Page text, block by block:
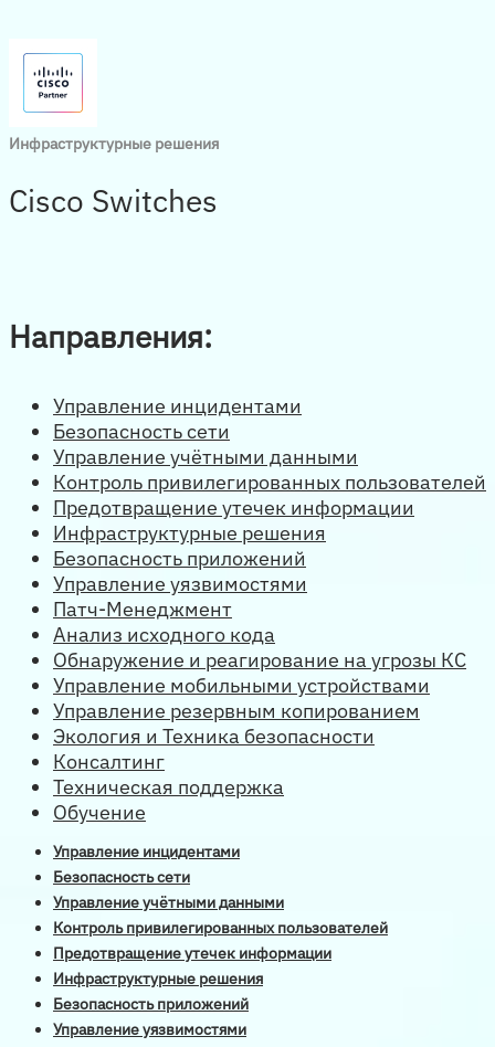
Инфраструктурные решения
Cisco Switches
Направления:
Управление инцидентами
Безопасность сети
Управление учётными данными
Контроль привилегированных пользователей
Предотвращение утечек информации
Инфраструктурные решения
Безопасность приложений
Управление уязвимостями
Патч-Менеджмент
Анализ исходного кода
Обнаружение и реагирование на угрозы КС
Управление мобильными устройствами
Управление резервным копированием
Экология и Техника безопасности
Консалтинг
Техническая поддержка
Обучение
Управление инцидентами
Безопасность сети
Управление учётными данными
Контроль привилегированных пользователей
Предотвращение утечек информации
Инфраструктурные решения
Безопасность приложений
Управление уязвимостями